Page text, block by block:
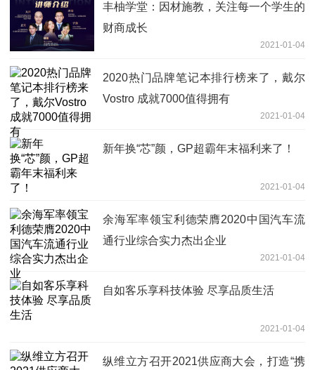
丰柚学堂：因材施教，关注每一个学生的
财商成长
2021-01-04
2020热门品牌笔记本排行榜来了，戴尔
Vostro 成就7000值得拥有
2021-01-04
新年换“芯”颜，GP超霸年末福利来了！
2021-01-04
余海军率领宝利德荣膺2020中国汽车流
通行业综合实力杰出企业
2021-01-04
自如客乐享科技体验 尽享品质生活
2021-01-04
纵维立方召开2021供应商大会，打造“携